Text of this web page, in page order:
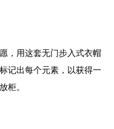
，用这套无门步入式衣帽
记出每个元素，以获得一
柜。